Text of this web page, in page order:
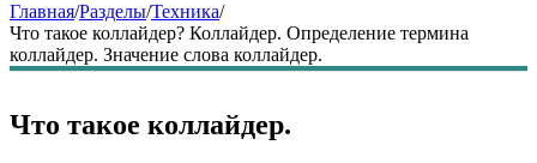
Главная/Разделы/Техника/
Что такое коллайдер? Коллайдер. Определение термина
коллайдер. Значение слова коллайдер.
Что такое коллайдер.